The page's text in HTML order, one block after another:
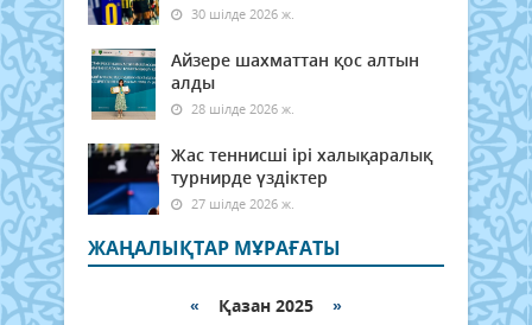
30 шілде 2026 ж.
Айзере шахматтан қос алтын
алды
28 шілде 2026 ж.
Жас теннисші ірі халықаралық
турнирде үздіктер
27 шілде 2026 ж.
ЖАҢАЛЫҚТАР МҰРАҒАТЫ
« Қазан 2025 »